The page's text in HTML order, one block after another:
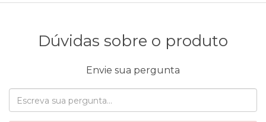
Dúvidas sobre o produto
Envie sua pergunta